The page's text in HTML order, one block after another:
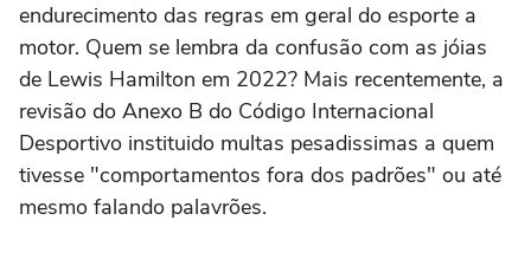
endurecimento das regras em geral do esporte a
motor. Quem se lembra da confusão com as jóias
de Lewis Hamilton em 2022? Mais recentemente, a
revisão do Anexo B do Código Internacional
Desportivo instituido multas pesadissimas a quem
tivesse "comportamentos fora dos padrões" ou até
mesmo falando palavrões.